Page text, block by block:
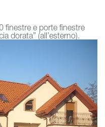
finestre e porte finestre
dorata” (all’esterno).